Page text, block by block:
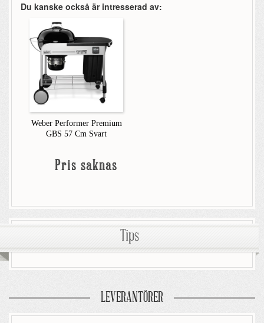
Du kanske också är intresserad av:
Weber Performer Premium
GBS 57 Cm Svart
Pris saknas
Tips
LEVERANTÖRER